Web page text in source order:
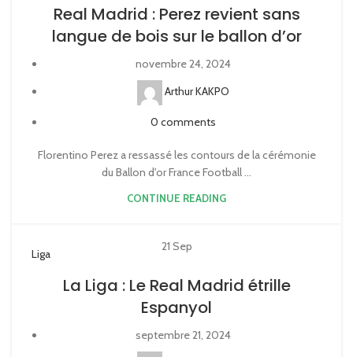
Real Madrid : Perez revient sans
langue de bois sur le ballon d’or
novembre 24, 2024
Arthur KAKPO
0 comments
Florentino Perez a ressassé les contours de la cérémonie
du Ballon d'or France Football ...
CONTINUE READING
21 Sep
Liga
La Liga : Le Real Madrid étrille
Espanyol
septembre 21, 2024